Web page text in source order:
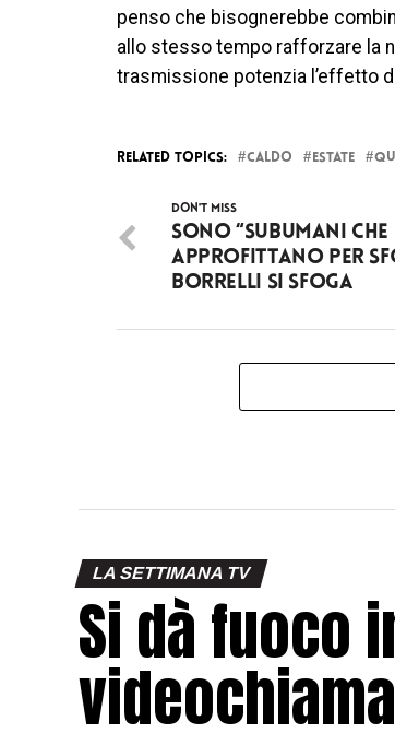
penso che bisognerebbe
allo stesso tempo rafforzare la
trasmissione potenzia l’effetto
RELATED TOPICS: CALDO ESTATE
DON'T MISS
Sono “Subumani che
approfittano per
Borrelli si sfoga
LA SETTIMANA TV
Si dà fuoco